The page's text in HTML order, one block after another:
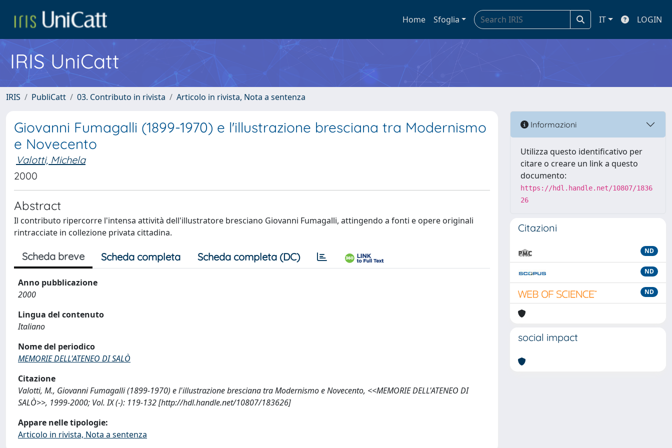
Home Sfoglia IT LOGIN
IRIS UniCatt
IRIS PubliCatt 03. Contributo in rivista Articolo in rivista, Nota a sentenza
Giovanni Fumagalli (1899-1970) e l'illustrazione bresciana tra Modernismo
e Novecento
Valotti, Michela
2000
Abstract
Il contributo ripercorre l'intensa attività dell'illustratore bresciano Giovanni Fumagalli, attingendo a fonti e opere originali
rintracciate in collezione privata cittadina.
Scheda breve Scheda completa Scheda completa (DC)
Anno pubblicazione
2000
Lingua del contenuto
Italiano
Nome del periodico
MEMORIE DELL'ATENEO DI SALÒ
Citazione
Valotti, M., Giovanni Fumagalli (1899-1970) e l'illustrazione bresciana tra Modernismo e Novecento, <<MEMORIE DELL'ATENEO DI
SALÒ>>, 1999-2000; Vol. IX (-): 119-132 [http://hdl.handle.net/10807/183626]
Appare nelle tipologie:
Articolo in rivista, Nota a sentenza
Informazioni
Utilizza questo identificativo per
citare o creare un link a questo
documento:
https://hdl.handle.net/10807/1836
26
Citazioni
ND
ND
ND
social impact